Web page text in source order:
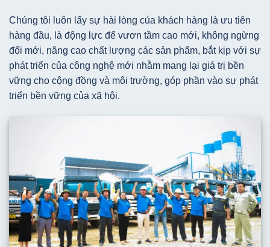
Chúng tôi luôn lấy sự hài lòng của khách hàng là ưu tiên
hàng đầu, là động lực để vươn tầm cao mới, không ngừng
đổi mới, nâng cao chất lượng các sản phẩm, bắt kịp với sự
phát triển của công nghệ mới nhằm mang lại giá trị bền
vững cho cộng đồng và môi trường, góp phần vào sự phát
triển bền vững của xã hội.